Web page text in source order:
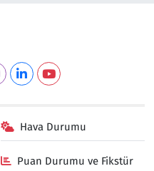
Hava Durumu
Puan Durumu ve Fikstür